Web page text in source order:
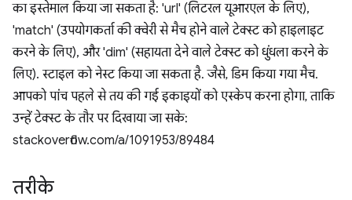
का इस्तेमाल किया जा सकता है: 'url' (लिटरल यूआरएल के लिए),
'match' (उपयोगकर्ता की क्वेरी से मैच होने वाले टेक्स्ट को हाइलाइट
करने के लिए), और 'dim' (सहायता देने वाले टेक्स्ट को धुंधला करने के
लिए). स्टाइल को नेस्ट किया जा सकता है. जैसे, डिम किया गया मैच.
आपको पांच पहले से तय की गई इकाइयों को एस्केप करना होगा, ताकि
उन्हें टेक्स्ट के तौर पर दिखाया जा सके:
stackoverflow.com/a/1091953/89484
तरीके